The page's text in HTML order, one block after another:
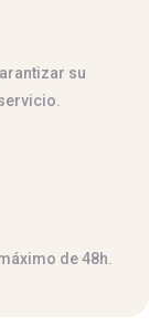
su
de 48h.